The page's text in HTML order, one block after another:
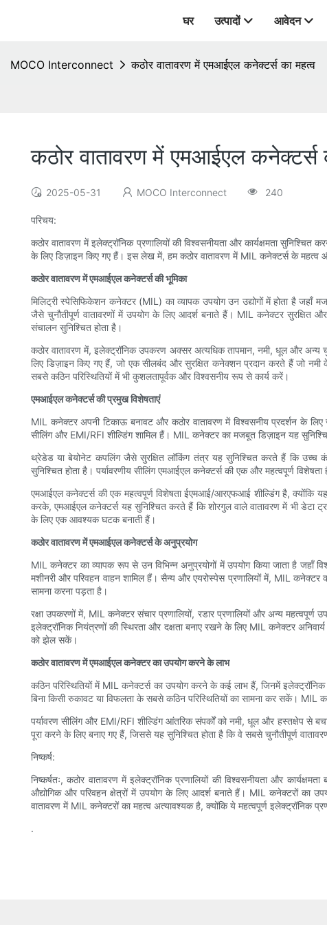
घर उत्पादों आवेदन
MOCO Interconnect कठोर वातावरण में एमआईएल कनेक्टर्स का महत्व
कठोर वातावरण में एमआईएल कनेक्टर्स
2025-05-31 MOCO Interconnect 240
परिचय:
कठोर वातावरण में इलेक्ट्रॉनिक प्रणालियों की विश्वसनीयता और कार्यक्षमता
के लिए डिज़ाइन किए गए हैं। इस लेख में, हम कठोर वातावरण में MIL कनेक्टर्स के महत्व
कठोर वातावरण में एमआईएल कनेक्टर्स की भूमिका
मिलिट्री स्पेसिफिकेशन कनेक्टर (MIL) का व्यापक उपयोग उन उद्योगों में होता है
जैसे चुनौतीपूर्ण वातावरणों में उपयोग के लिए आदर्श बनाते हैं। MIL कनेक्टर सुरक्षित
संचालन सुनिश्चित होता है।
कठोर वातावरण में, इलेक्ट्रॉनिक उपकरण अक्सर अत्यधिक तापमान, नमी, धूल और अन्य
लिए डिज़ाइन किए गए हैं, जो एक सीलबंद और सुरक्षित कनेक्शन प्रदान करते हैं जो
सबसे कठिन परिस्थितियों में भी कुशलतापूर्वक और विश्वसनीय रूप से कार्य करें।
एमआईएल कनेक्टर्स की प्रमुख विशेषताएं
MIL कनेक्टर अपनी टिकाऊ बनावट और कठोर वातावरण में विश्वसनीय प्रदर्शन के
सीलिंग और EMI/RFI शील्डिंग शामिल हैं। MIL कनेक्टर का मजबूत डिज़ाइन यह
थ्रेडेड या बेयोनेट कपलिंग जैसे सुरक्षित लॉकिंग तंत्र यह सुनिश्चित करते हैं कि
सुनिश्चित होता है। पर्यावरणीय सीलिंग एमआईएल कनेक्टर्स की एक और महत्वपूर्ण
एमआईएल कनेक्टर्स की एक महत्वपूर्ण विशेषता ईएमआई/आरएफआई शील्डिंग है, क्योंकि
करके, एमआईएल कनेक्टर्स यह सुनिश्चित करते हैं कि शोरगुल वाले वातावरण में भी डेटा
के लिए एक आवश्यक घटक बनाती हैं।
कठोर वातावरण में एमआईएल कनेक्टर्स के अनुप्रयोग
MIL कनेक्टर का व्यापक रूप से उन विभिन्न अनुप्रयोगों में उपयोग किया जाता है जहाँ
मशीनरी और परिवहन वाहन शामिल हैं। सैन्य और एयरोस्पेस प्रणालियों में, MIL कनेक्टर
सामना करना पड़ता है।
रक्षा उपकरणों में, MIL कनेक्टर संचार प्रणालियों, रडार प्रणालियों और अन्य
इलेक्ट्रॉनिक नियंत्रणों की स्थिरता और दक्षता बनाए रखने के लिए MIL कनेक्टर
को झेल सकें।
कठोर वातावरण में एमआईएल कनेक्टर का उपयोग करने के लाभ
कठिन परिस्थितियों में MIL कनेक्टर्स का उपयोग करने के कई लाभ हैं, जिनमें
बिना किसी रुकावट या विफलता के सबसे कठिन परिस्थितियों का सामना कर सकें।
पर्यावरण सीलिंग और EMI/RFI शील्डिंग आंतरिक संपर्कों को नमी, धूल और हस्तक्षेप से
पूरा करने के लिए बनाए गए हैं, जिससे यह सुनिश्चित होता है कि वे सबसे चुनौतीपूर्ण
निष्कर्ष:
निष्कर्षतः, कठोर वातावरण में इलेक्ट्रॉनिक प्रणालियों की विश्वसनीयता और
औद्योगिक और परिवहन क्षेत्रों में उपयोग के लिए आदर्श बनाते हैं। MIL कनेक्टरों का
वातावरण में MIL कनेक्टरों का महत्व अत्यावश्यक है, क्योंकि ये महत्वपूर्ण इलेक्ट्रॉनिक
.